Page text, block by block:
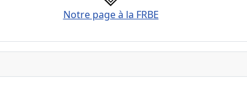
Notre page à la FRBE